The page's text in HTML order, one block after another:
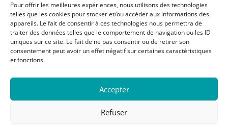
Pour offrir les meilleures expériences, nous utilisons des technologies
telles que les cookies pour stocker et/ou accéder aux informations des
appareils. Le fait de consentir à ces technologies nous permettra de
traiter des données telles que le comportement de navigation ou les ID
uniques sur ce site. Le fait de ne pas consentir ou de retirer son
consentement peut avoir un effet négatif sur certaines caractéristiques
et fonctions.
Accepter
Refuser
Mentions légales
Plan du site